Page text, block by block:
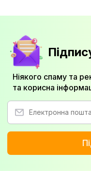
Ніякого спаму та
та корисна